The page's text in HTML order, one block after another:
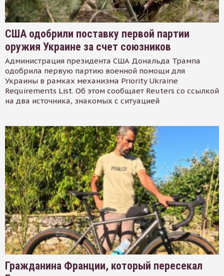
США одобрили поставку первой партии
оружия Украине за счет союзников
Администрация президента США Дональда Трампа
одобрила первую партию военной помощи для
Украины в рамках механизма Priority Ukraine
Requirements List. Об этом сообщает Reuters со ссылкой
на два источника, знакомых с ситуацией
Гражданина Франции, который пересекал